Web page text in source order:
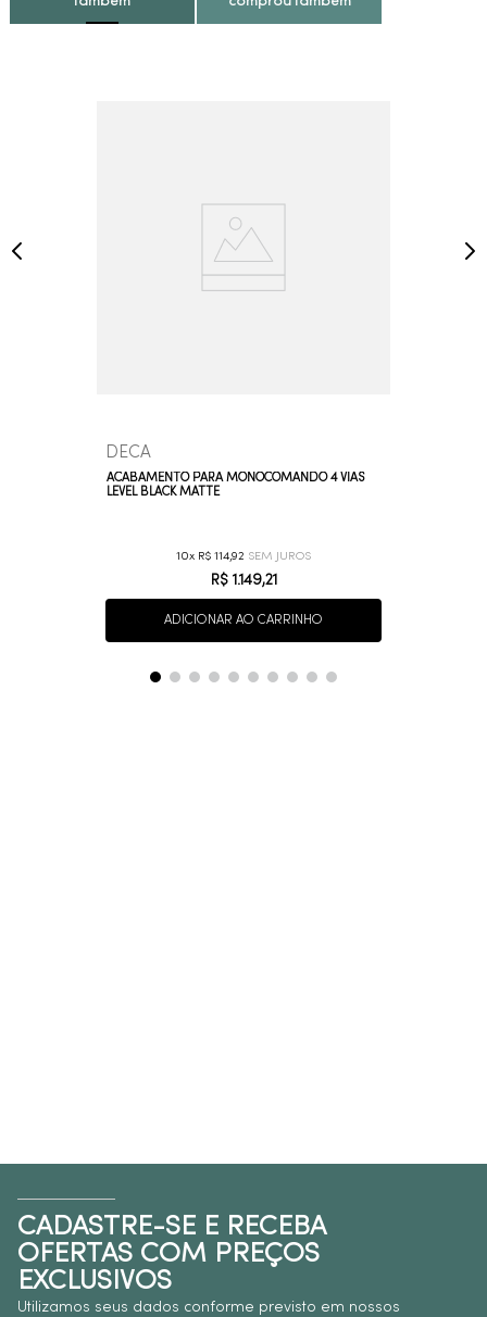
DECA
ACABAMENTO PARA MONOCOMANDO 4 VIAS
LEVEL BLACK MATTE
10 R$ 114,92
R$ 1 .149,21
ADICIONAR AO CARRINHO
CADASTRE-SE E RECEBA
OFERTAS COM PREÇOS
EXCLUSIVOS
Utilizamos seus dados conforme previsto em nossos